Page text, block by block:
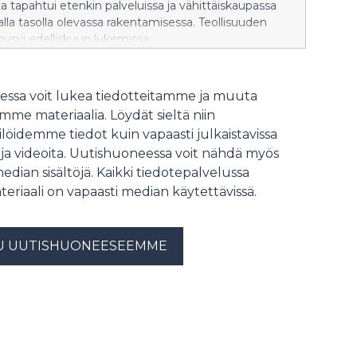
uudistetaan 2030-lukua varten, jotta EU:n
asetettu 90 prosentin
saavutetaan. Suomen
suurista linjoista pitää kiinni sekä
että kilpailukyvyn tukemisen suhteen. Suomi
energiasiirtymässä ja siksi sääntelyn
tärkeää niin maamme suhteellisen kilpailukyvyn,
houkuttelu
tapahtui etenkin palveluissa ja vähittäiskaupassa
tasolla olevassa rakentamisessa. Teollisuuden
edelliskuun lukemissa.
voit lukea tiedotteitamme ja muuta
materiaalia. Löydät sieltä niin
tiedot kuin vapaasti julkaistavissa
videoita. Uutishuoneessa voit nähdä myös
sisältöjä. Kaikki tiedotepalvelussa
on vapaasti median käytettävissä.
UUTISHUONEESEEMME